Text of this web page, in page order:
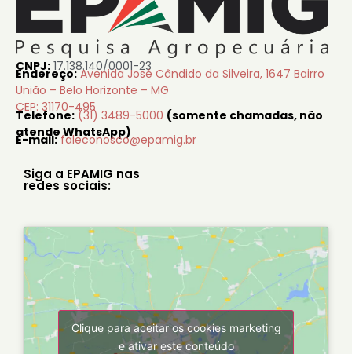
CNPJ: 17.138.140/0001-23
Endereço: Avenida José Cândido da Silveira, 1647 Bairro
União – Belo Horizonte – MG
CEP: 31170-495
Telefone: (31) 3489-5000 (somente chamadas, não
atende WhatsApp)
E-mail: faleconosco@epamig.br
Siga a EPAMIG nas
redes sociais:
Clique para aceitar os cookies marketing
e ativar este conteúdo